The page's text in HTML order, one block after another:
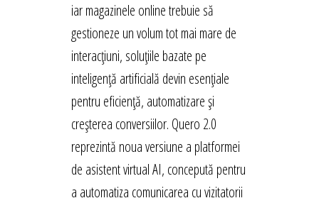
iar magazinele online trebuie să
gestioneze un volum tot mai mare de
interacțiuni, soluțiile bazate pe
inteligență artificială devin esențiale
pentru eficiență, automatizare și
creșterea conversiilor. Quero 2.0
reprezintă noua versiune a platformei
de asistent virtual AI, concepută pentru
a automatiza comunicarea cu vizitatorii